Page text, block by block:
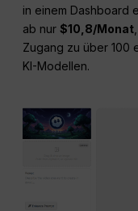
in einem Dashboard
ab nur$10,8/Monat
Zugang zu über 100
KI-Modellen.